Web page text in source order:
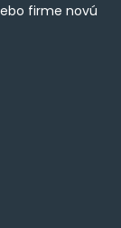
firme novú